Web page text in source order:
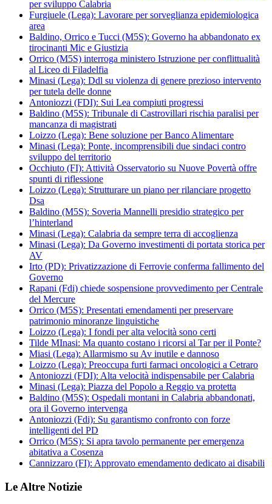
per sviluppo Calabria
Furgiuele (Lega): Lavorare per sorveglianza epidemiologica
area
Baldino, Orrico e Tucci (M5S): Governo ha abbandonato ex
tirocinanti Mic e Giustizia
Orrico (M5S) interroga ministero Istruzione per conflittualità
al Liceo di Filadelfia
Minasi (Lega): Ddl su violenza di genere prezioso intervento
per tutela delle donne
Antoniozzi (FDI): Sui Lea compiuti progressi
Baldino (M5S): Tribunale di Castrovillari rischia paralisi per
mancanza di magistrati
Loizzo (Lega): Bene soluzione per Banco Alimentare
Minasi (Lega): Ponte, incomprensibili due sindaci contro
sviluppo del territorio
Occhiuto (FI): Attività Osservatorio su Nuove Povertà offre
spunti di riflessione
Loizzo (Lega): Strutturare un piano per rilanciare progetto
Dsa
Baldino (M5S): Soveria Mannelli presidio strategico per
l’hinterland
Minasi (Lega): Calabria da sempre terra di accoglienza
Minasi (Lega): Da Governo investimenti di portata storica per
AV
Irto (PD): Privatizzazione di Ferrovie conferma fallimento del
Governo
Rapani (Fdi) chiede sospensione provvedimento per Centrale
del Mercure
Orrico (M5S): Presentati emendamenti per preservare
patrimonio minoranze linguistiche
Loizzo (Lega): I fondi per alta velocità sono certi
Tilde MInasi: Ma quanto costano i ricorsi al Tar per il Ponte?
Miasi (Lega): Allarmismo su Av inutile e dannoso
Loizzo (Lega): Preoccupa furti farmaci oncologici a Cetraro
Antoniozzi (FDI): Alta velocità indispensabile per Calabria
Minasi (Lega): Piazza del Popolo a Reggio va protetta
Baldino (M5S): Ospedali montani in Calabria abbandonati,
ora il Governo intervenga
Antoniozzi (Fdi): Su garantismo confronto con forze
intelligenti del PD
Orrico (M5S): Si apra tavolo permanente per emergenza
abitativa a Cosenza
Cannizzaro (FI): Approvato emendamento dedicato ai disabili
Le Altre Notizie